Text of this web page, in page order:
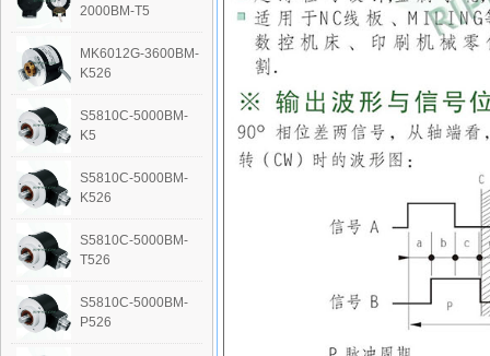
2000BM-T5
MK6012G-3600BM-
K526
S5810C-5000BM-
K5
S5810C-5000BM-
K526
S5810C-5000BM-
T526
S5810C-5000BM-
P526